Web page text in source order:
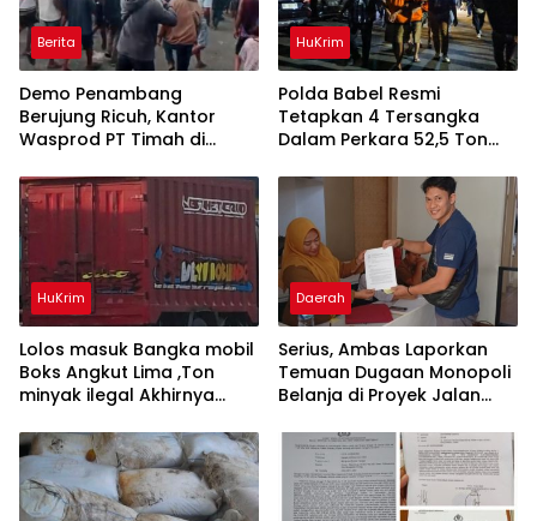
Berita
Demo Penambang
Berujung Ricuh, Kantor
Wasprod PT Timah di
HuKrim
Polda Babel Resmi
Tetapkan 4 Tersangka
Dalam Perkara 52,5 Ton
Belitung
HuKrim
Lolos masuk Bangka mobil
Boks Angkut Lima ,Ton
minyak ilegal Akhirnya
Daerah
Serius, Ambas Laporkan
‎Temuan Dugaan Monopoli
Belanja di Proyek Jalan